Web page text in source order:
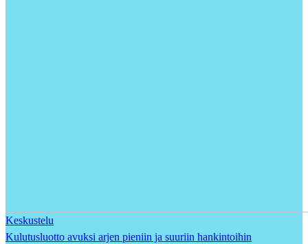
Keskustelu
Kulutusluotto avuksi arjen pieniin ja suuriin hankintoihin